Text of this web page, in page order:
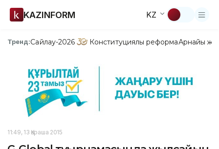
KAZINFORM KZ
Тренд:Сайлау-2026 Конституциялық реформаАрнайы
11:49, 13 Қараша 2015